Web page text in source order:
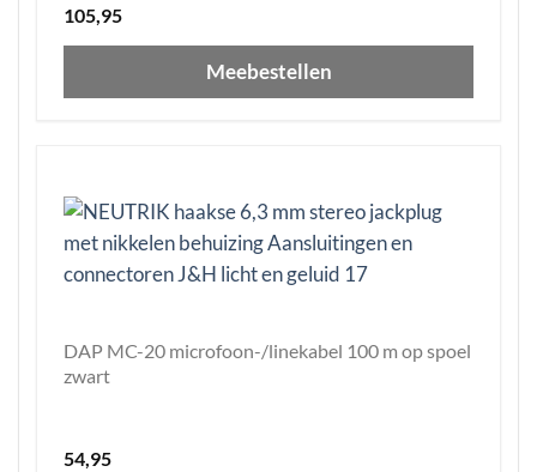
105,95
Meebestellen
DAP MC-20 microfoon-/linekabel 100 m op spoel
zwart
54,95